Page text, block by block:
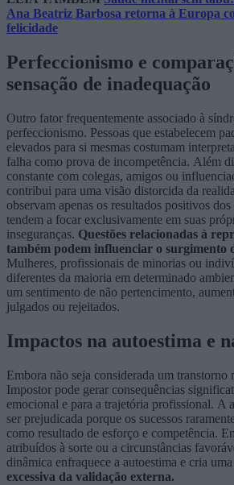
Ana Beatriz Barbosa retorna à Europa
felicidade
Perfeccionismo e
sensação de inadequação
Outro fator frequentemente associado à
perfeccionismo. Pessoas que estabelecem
elevados para si mesmas costumam
falha como prova de incompetência. Além
constante com colegas, amigos ou
contribui para uma visão distorcida da
observam apenas os resultados positivos dos
tendem a focar exclusivamente em suas
inseguranças. Questões relacionadas à
também podem influenciar o surgimento
Mulheres, profissionais de minorias ou
diferentes da maioria em determinado
um sentimento de não pertencimento,
julgados ou rejeitados.
Impactos na autoestima e
Embora não seja considerada um transtorno
Impostor pode gerar consequências
emocional e para a trajetória profissional. A
ser prejudicada porque os sucessos
como resultado de esforço e competência.
atribuídos à sorte ou a circunstâncias
dinâmica enfraquece a autoestima e cria uma
excessiva da validação externa.